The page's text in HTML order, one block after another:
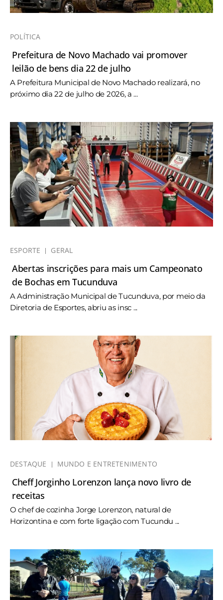
POLÍTICA
Prefeitura de Novo Machado vai promover
leilão de bens dia 22 de julho
A Prefeitura Municipal de Novo Machado realizará, no
próximo dia 22 de julho de 2026, a ...
ESPORTE GERAL
Abertas inscrições para mais um Campeonato
de Bochas em Tucunduva
A Administração Municipal de Tucunduva, por meio da
Diretoria de Esportes, abriu as insc ...
DESTAQUE MUNDO E ENTRETENIMENTO
Cheff Jorginho Lorenzon lança novo livro de
receitas
O chef de cozinha Jorge Lorenzon, natural de
Horizontina e com forte ligação com Tucundu ...